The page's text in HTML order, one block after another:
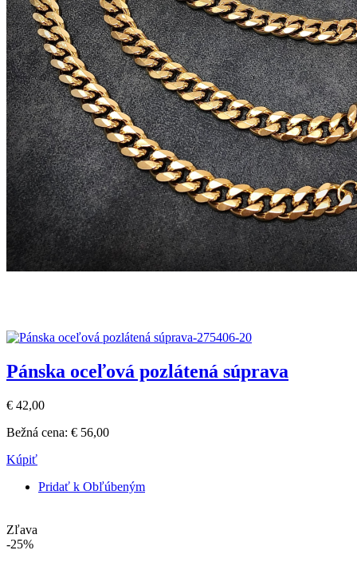
Pánska oceľová pozlátená súprava
€ 42,00
Bežná cena: € 56,00
Kúpiť
Pridať k Obľúbeným
Zľava
-25%